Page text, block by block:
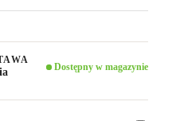
Dostępny w magazynie